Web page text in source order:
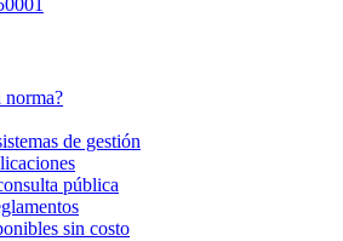
norma?
de gestión
pública
sin costo